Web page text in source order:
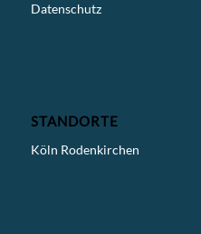
Datenschutz
STANDORTE
Köln Rodenkirchen